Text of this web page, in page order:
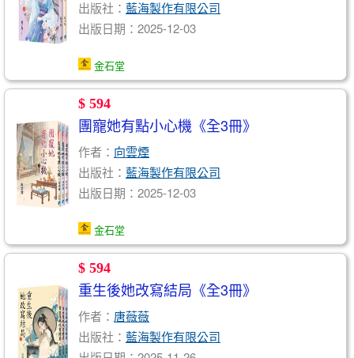
出版社： 藍海製作有限公司
出版日期：2025-12-03
金石堂
$ 594
團寵她有點小心機《全3冊》
作者： 向雲煙
出版社： 藍海製作有限公司
出版日期：2025-12-03
金石堂
$ 594
重生後她改寫結局《全3冊》
作者： 唐薇薇
出版社： 藍海製作有限公司